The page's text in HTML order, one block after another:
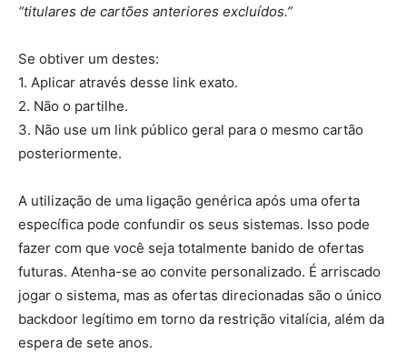
“titulares de cartões anteriores excluídos.”
Se obtiver um destes:
1. Aplicar através desse link exato.
2. Não o partilhe.
3. Não use um link público geral para o mesmo cartão
posteriormente.
A utilização de uma ligação genérica após uma oferta
específica pode confundir os seus sistemas. Isso pode
fazer com que você seja totalmente banido de ofertas
futuras. Atenha-se ao convite personalizado. É arriscado
jogar o sistema, mas as ofertas direcionadas são o único
backdoor legítimo em torno da restrição vitalícia, além da
espera de sete anos.